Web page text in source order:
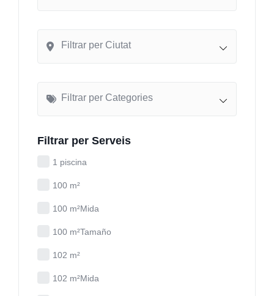
Filtrar per Ciutat
Filtrar per Categories
Filtrar per Serveis
1 piscina
100 m²
100 m²Mida
100 m²Tamaño
102 m²
102 m²Mida